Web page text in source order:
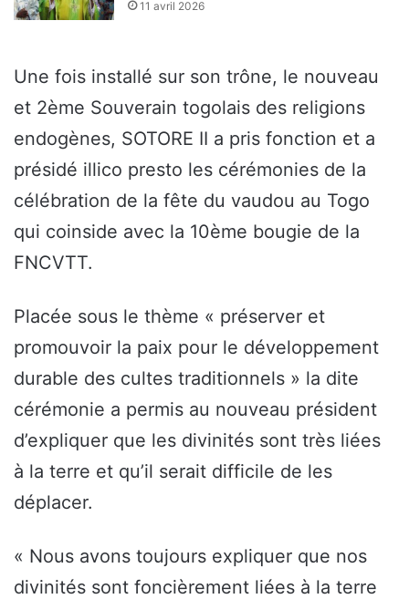
11 avril 2026
Une fois installé sur son trône, le nouveau
et 2ème Souverain togolais des religions
endogènes, SOTORE II a pris fonction et a
présidé illico presto les cérémonies de la
célébration de la fête du vaudou au Togo
qui coinside avec la 10ème bougie de la
FNCVTT.
Placée sous le thème « préserver et
promouvoir la paix pour le développement
durable des cultes traditionnels » la dite
cérémonie a permis au nouveau président
d’expliquer que les divinités sont très liées
à la terre et qu’il serait difficile de les
déplacer.
« Nous avons toujours expliquer que nos
divinités sont foncièrement liées à la terre